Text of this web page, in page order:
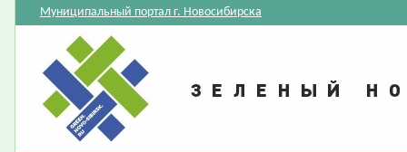
Муниципальный портал г. Новосибирска